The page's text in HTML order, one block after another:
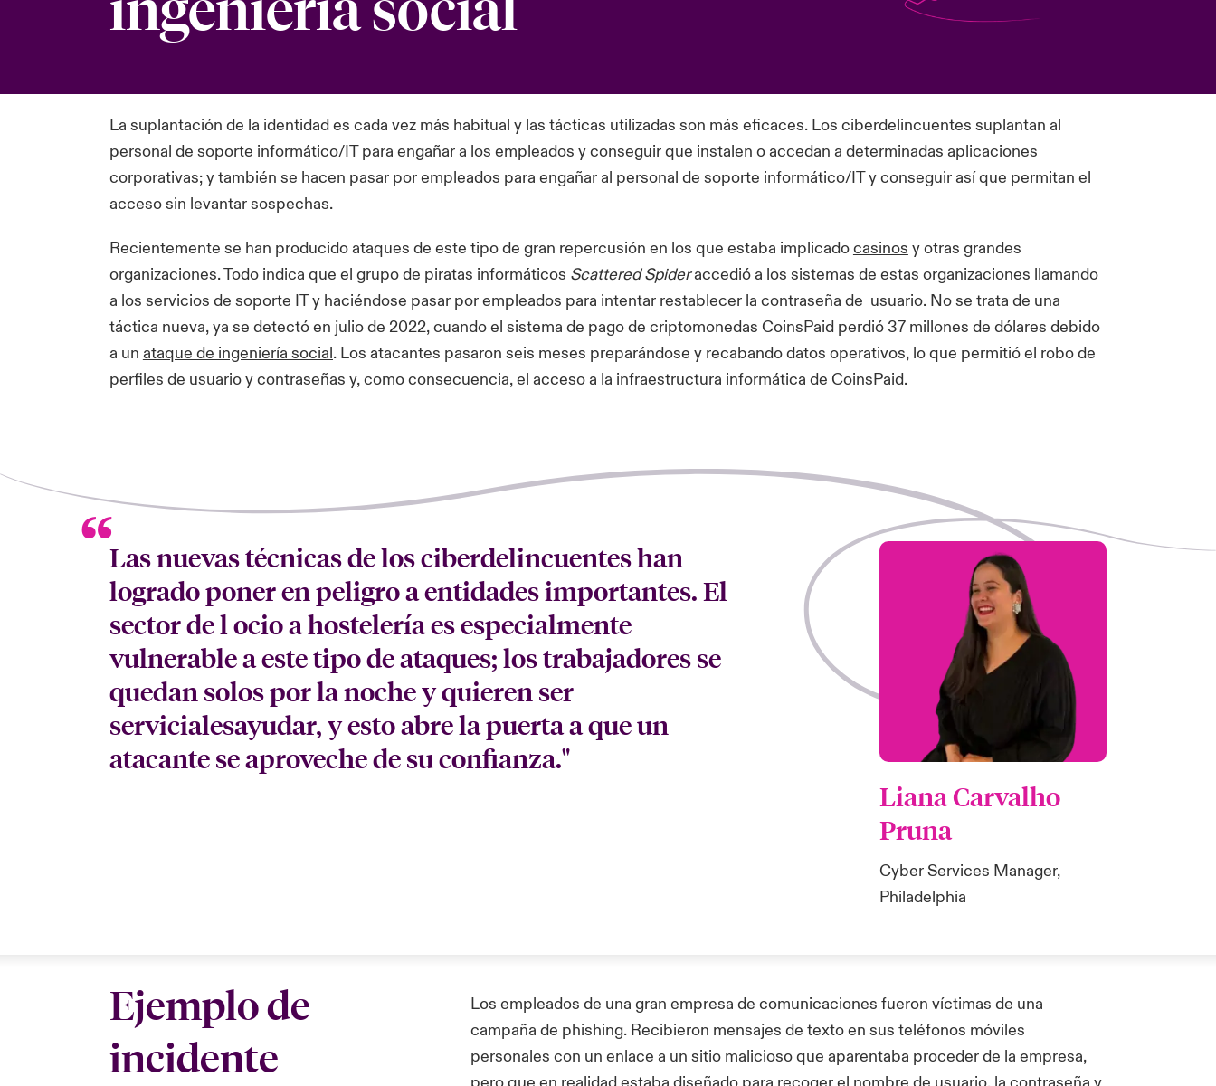
La suplantación de la identidad es cada vez más habitual y las tácticas utilizadas son más eficaces. Los ciberdelincuentes suplantan al
personal de soporte informático/IT para engañar a los empleados y conseguir que instalen o accedan a determinadas aplicaciones
corporativas; y también se hacen pasar por empleados para engañar al personal de soporte informático/IT y conseguir así que permitan el
acceso sin levantar sospechas.
Recientemente se han producido ataques de este tipo de gran repercusión en los que estaba implicadocasinos y otras grandes
organizaciones. Todo indica que el grupo de piratas informáticos Scattered Spideraccedió a los sistemas de estas organizaciones llamando
a los servicios de soporte IT y haciéndose pasar por empleados para intentar restablecer la contraseña de usuario. No se trata de una
táctica nueva, ya se detectó en julio de 2022, cuando el sistema de pago de criptomonedas CoinsPaid perdió 37 millones de dólares debido
a un ataque de ingeniería social. Los atacantes pasaron seis meses preparándose y recabando datos operativos, lo que permitió el robo de
perfiles de usuario y contraseñas y, como consecuencia, el acceso a la infraestructura informática de CoinsPaid.
Las nuevas técnicas de los ciberdelincuentes han
logrado poner en peligro a entidades importantes. El
sector de l ocio a hostelería es especialmente
vulnerable a este tipo de ataques; los trabajadores se
quedan solos por la noche y quieren ser
servicialesayudar, y esto abre la puerta a que un
atacante se aproveche de su confianza."
Liana Carvalho
Pruna
Cyber Services Manager,
Philadelphia
Ejemplo de
incidente
Los empleados de una gran empresa de comunicaciones fueron víctimas de una
campaña de phishing. Recibieron mensajes de texto en sus teléfonos móviles
personales con un enlace a un sitio malicioso que aparentaba proceder de la empresa,